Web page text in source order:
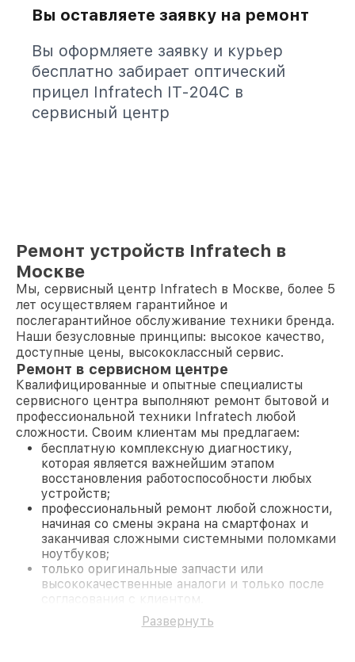
Вы оставляете заявку на ремонт
Вы оформляете заявку и курьер
бесплатно забирает оптический
прицел Infratech IT-204C в
сервисный центр
Ремонт устройств Infratech в
Москве
Мы, сервисный центр Infratech в Москве, более 5
лет осуществляем гарантийное и
послегарантийное обслуживание техники бренда.
Наши безусловные принципы: высокое качество,
доступные цены, высококлассный сервис.
Ремонт в сервисном центре
Квалифицированные и опытные специалисты
сервисного центра выполняют ремонт бытовой и
профессиональной техники Infratech любой
сложности. Своим клиентам мы предлагаем:
бесплатную комплексную диагностику,
которая является важнейшим этапом
восстановления работоспособности любых
устройств;
профессиональный ремонт любой сложности,
начиная со смены экрана на смартфонах и
заканчивая сложными системными поломками
ноутбуков;
только оригинальные запчасти или
высококачественные аналоги и только после
согласования с клиентом.
На все работы и замененные комплектующие
предоставляется длительная гарантия. В случае
Развернуть